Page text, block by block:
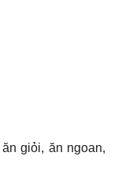
giỏi, ăn ngoan,